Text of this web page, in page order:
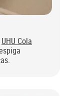
UHU Cola